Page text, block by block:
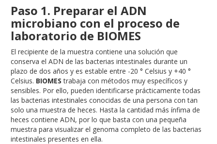
Paso 1. Preparar el ADN
microbiano con el proceso de
laboratorio de BIOMES
El recipiente de la muestra contiene una solución que
conserva el ADN de las bacterias intestinales durante un
plazo de dos años y es estable entre -20 ° Celsius y +40 °
Celsius. BIOMES trabaja con métodos muy específicos y
sensibles. Por ello, pueden identificarse prácticamente todas
las bacterias intestinales conocidas de una persona con tan
solo una muestra de heces. Hasta la cantidad más ínfima de
heces contiene ADN, por lo que basta con una pequeña
muestra para visualizar el genoma completo de las bacterias
intestinales presentes en ella.